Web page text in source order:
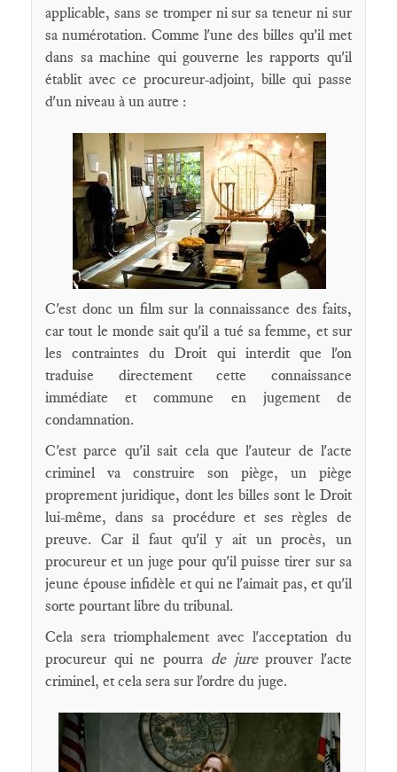
applicable, sans se tromper ni sur sa teneur ni sur
sa numérotation. Comme l'une des billes qu'il met
dans sa machine qui gouverne les rapports qu'il
établit avec ce procureur-adjoint, bille qui passe
d'un niveau à un autre :
C'est donc un film sur la connaissance des faits,
car tout le monde sait qu'il a tué sa femme, et sur
les contraintes du Droit qui interdit que l'on
traduise directement cette connaissance
immédiate et commune en jugement de
condamnation.
C'est parce qu'il sait cela que l'auteur de l'acte
criminel va construire son piège, un piège
proprement juridique, dont les billes sont le Droit
lui-même, dans sa procédure et ses règles de
preuve. Car il faut qu'il y ait un procès, un
procureur et un juge pour qu'il puisse tirer sur sa
jeune épouse infidèle et qui ne l'aimait pas, et qu'il
sorte pourtant libre du tribunal.
Cela sera triomphalement avec l'acceptation du
procureur qui ne pourra de jureprouver l'acte
criminel, et cela sera sur l'ordre du juge.